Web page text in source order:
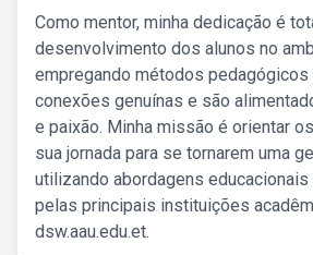
Como mentor, minha dedicação é
desenvolvimento dos alunos no
empregando métodos pedagógicos
conexões genuínas e são
e paixão. Minha missão é orientar
sua jornada para se tornarem uma
utilizando abordagens
pelas principais instituições
dsw.aau.edu.et.